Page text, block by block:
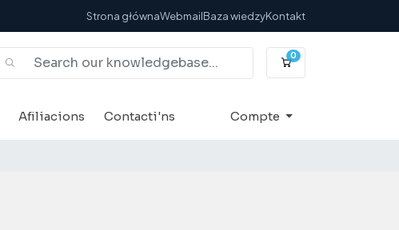
Strona głównaWebmailBaza wiedzyKontakt
0Carro de
Afiliacions Contacti'ns Compte